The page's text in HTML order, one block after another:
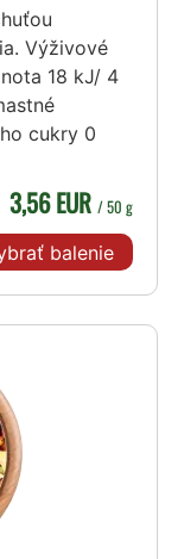
Výživové
18 kJ/ 4
cukry 0
3,56 EUR / 50 g
balenie